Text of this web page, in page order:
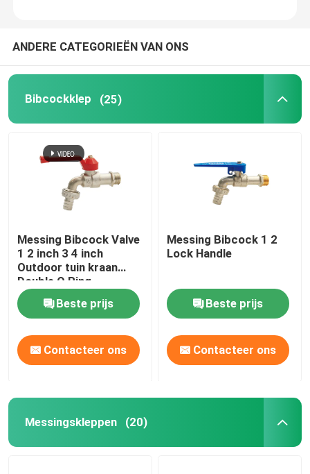
vloerafvoerkanalen
Flexibele Slang
Besproeiing van het bassin
pex pijpmontage
ANDERE CATEGORIEËN VAN ONS
Bibcockklep (25)
Messing Bibcock Valve
1 2 inch 3 4 inch
Outdoor tuin kraan
Double O Ring
Beste prijs
Contacteer ons
Messing Bibcock 1 2
Lock Handle
Beste prijs
Contacteer ons
Messingskleppen (20)